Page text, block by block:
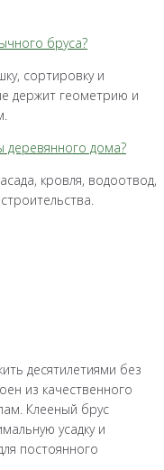
бруса?
сортировку и
держит геометрию и
деревянного дома?
кровля, водоотвод,
десятилетиями без
из качественного
Клееный брус
усадку и
постоянного